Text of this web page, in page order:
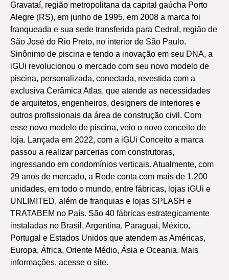
Gravataí, região metropolitana da capital gaúcha Porto
Alegre (RS), em junho de 1995, em 2008 a marca foi
franqueada e sua sede transferida para Cedral, região de
São José do Rio Preto, no interior de São Paulo.
Sinônimo de piscina e tendo a inovação em seu DNA, a
iGUi revolucionou o mercado com seu novo modelo de
piscina, personalizada, conectada, revestida com a
exclusiva Cerâmica Atlas, que atende as necessidades
de arquitetos, engenheiros, designers de interiores e
outros profissionais da área de construção civil. Com
esse novo modelo de piscina, veio o novo conceito de
loja. Lançada em 2022, com a iGUi Conceito a marca
passou a realizar parcerias com construtoras,
ingressando em condomínios verticais. Atualmente, com
29 anos de mercado, a Rede conta com mais de 1.200
unidades, em todo o mundo, entre fábricas, lojas iGUi e
UNLIMITED, além de franquias e lojas SPLASH e
TRATABEM no País. São 40 fábricas estrategicamente
instaladas no Brasil, Argentina, Paraguai, México,
Portugal e Estados Unidos que atendem as Américas,
Europa, África, Oriente Médio, Ásia e Oceania. Mais
informações, acesse o site.